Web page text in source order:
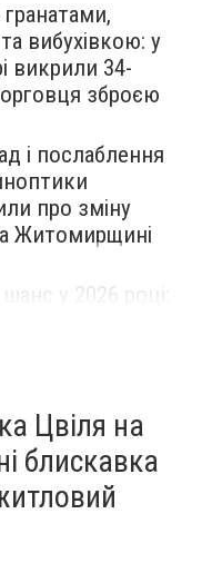
вибухівкою: у
викрили 34-
зброєю
і послаблення
про зміну
Житомирщині
у 2026 році:
водійок автобусів
Цвіля на
блискавка